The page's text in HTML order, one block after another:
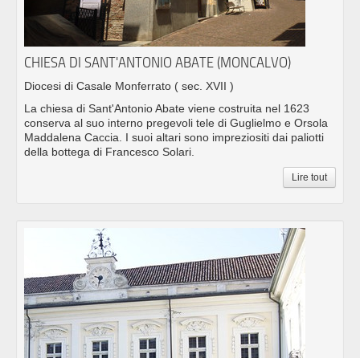
CHIESA DI SANT'ANTONIO ABATE (MONCALVO)
Diocesi di Casale Monferrato ( sec. XVII )
La chiesa di Sant'Antonio Abate viene costruita nel 1623
conserva al suo interno pregevoli tele di Guglielmo e Orsola
Maddalena Caccia. I suoi altari sono impreziositi dai paliotti
della bottega di Francesco Solari.
Lire tout